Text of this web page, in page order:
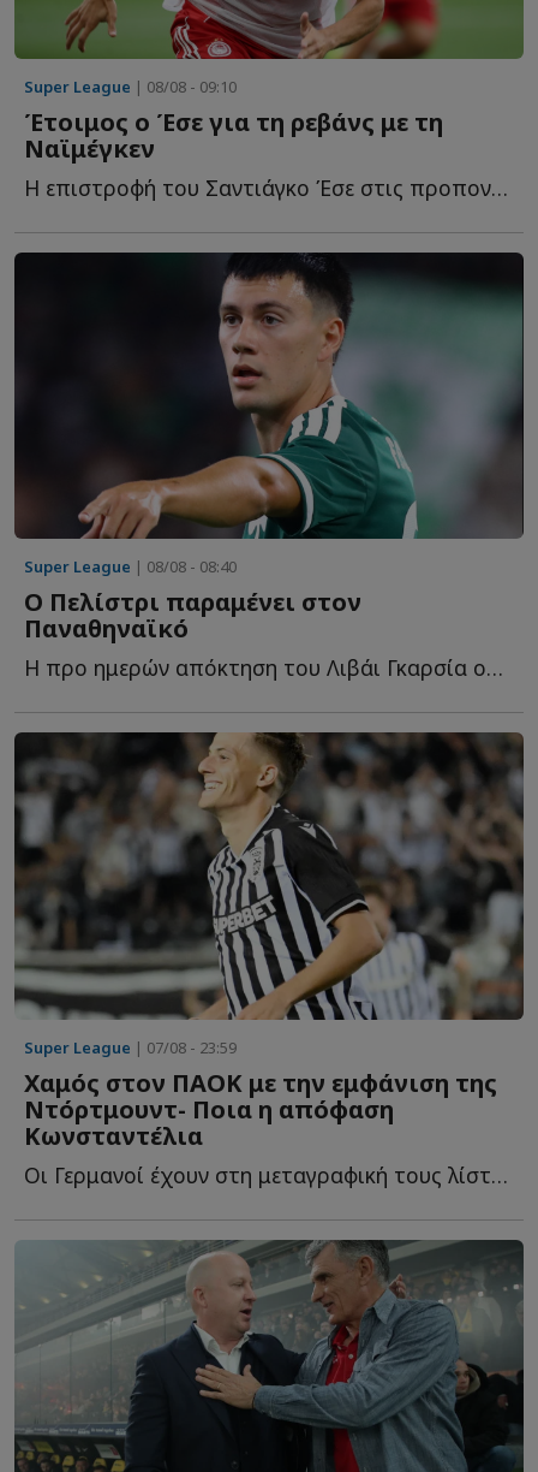
Super League | 08/08 - 09:10
Έτοιμος ο Έσε για τη ρεβάνς με τη
Ναϊμέγκεν
Η επιστροφή του Σαντιάγκο Έσε στις προπονήσεις αλλάζει τ...
Super League | 08/08 - 08:40
Ο Πελίστρι παραμένει στον
Παναθηναϊκό
Η προ ημερών απόκτηση του Λιβάι Γκαρσία ουσιαστικά ο...
Super League | 07/08 - 23:59
Χαμός στον ΠΑΟΚ με την εμφάνιση της
Ντόρτμουντ- Ποια η απόφαση
Κωνσταντέλια
Οι Γερμανοί έχουν στη μεταγραφική τους λίστα και τον Γ...